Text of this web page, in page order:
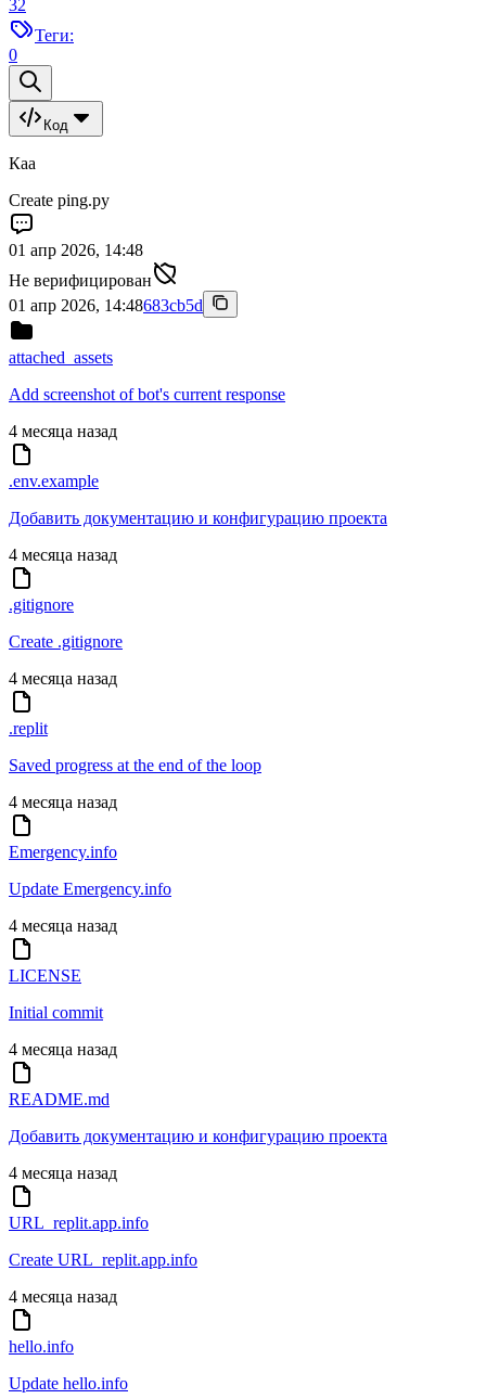
32
Теги:
0
Код
Каа
Create ping.ру
01 апр 2026, 14:48
Не верифицирован
01 апр 2026, 14:48683cb5d
attached_assets
Add screenshot of bot's current response
4 месяца назад
.env.example
Добавить документацию и конфигурацию проекта
4 месяца назад
.gitignore
Create .gitignore
4 месяца назад
.replit
Saved progress at the end of the loop
4 месяца назад
Emergency.info
Update Emergency.info
4 месяца назад
LICENSE
Initial commit
4 месяца назад
README.md
Добавить документацию и конфигурацию проекта
4 месяца назад
URL_replit.app.info
Create URL_replit.app.info
4 месяца назад
hello.info
Update hello.info